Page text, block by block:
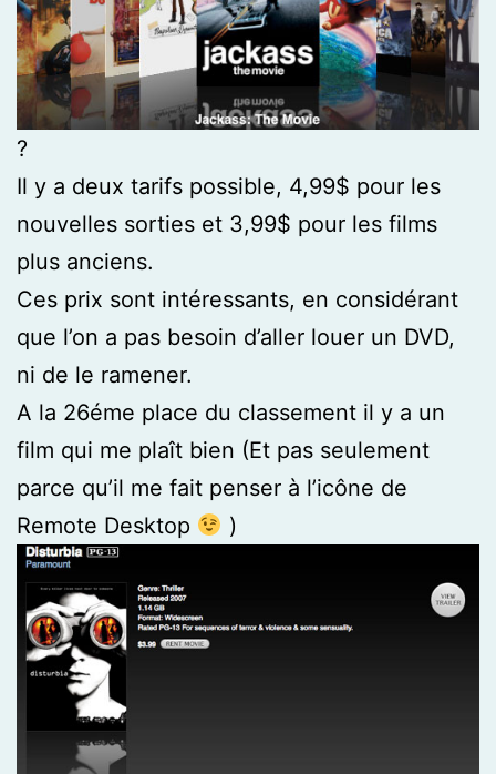
?
Il y a deux tarifs possible, 4,99$ pour les
nouvelles sorties et 3,99$ pour les films
plus anciens.
Ces prix sont intéressants, en considérant
que l’on a pas besoin d’aller louer un DVD,
ni de le ramener.
A la 26éme place du classement il y a un
film qui me plaît bien (Et pas seulement
parce qu’il me fait penser à l’icône de
Remote Desktop
)